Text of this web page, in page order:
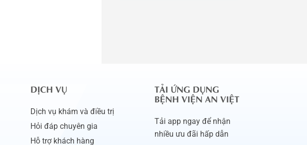
DỊCH VỤ
Dịch vụ khám và điều trị
Hỏi đáp chuyên gia
Hỗ trợ khách hàng
TẢI ỨNG DỤNG
BỆNH VIỆN AN VIỆT
Tải app ngay để nhận
nhiều ưu đãi hấp dẫn